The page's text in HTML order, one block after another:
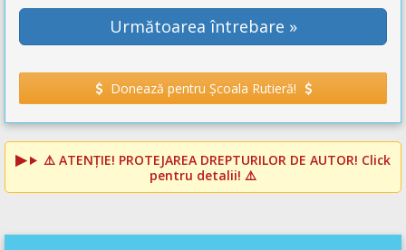
Următoarea întrebare »
Donează pentru Școala Rutieră!
⚠️ ATENȚIE! PROTEJAREA DREPTURILOR DE AUTOR! Click
pentru detalii! ⚠️